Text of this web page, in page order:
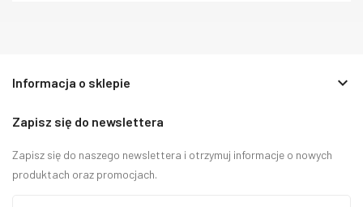
Informacja o sklepie keyboard_arrow_down
Zapisz się do newslettera
Zapisz się do naszego newslettera i otrzymuj informacje o nowych
produktach oraz promocjach.